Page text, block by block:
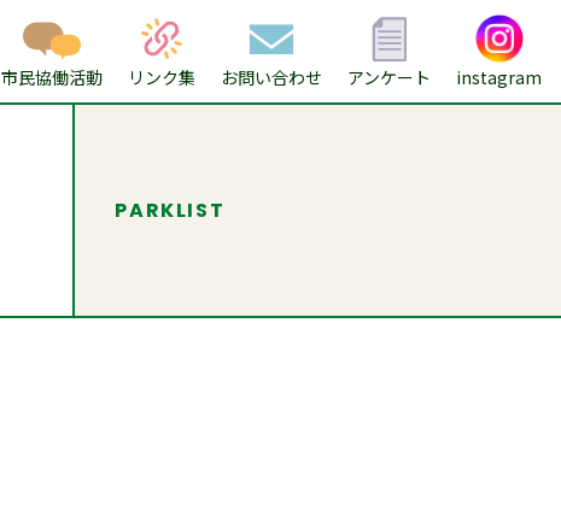
市民協働活動 リンク集 お問い合わせ アンケート instagram
PARKLIST